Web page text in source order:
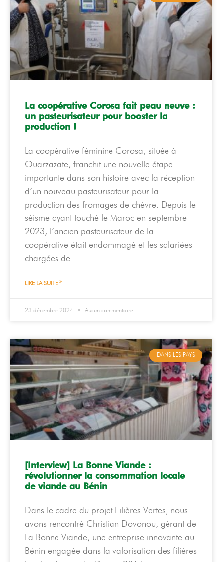
La coopérative Corosa fait peau neuve :
un pasteurisateur pour booster la
production !
La coopérative féminine Corosa, située à
Ouarzazate, franchit une nouvelle étape
importante dans son histoire avec la réception
d’un nouveau pasteurisateur pour la
production des fromages de chèvre. Depuis le
séisme ayant touché le Maroc en septembre
2023, l’ancien pasteurisateur de la
coopérative était endommagé et les salariées
chargées de
LIRE LA SUITE »
23 décembre 2024 Aucun commentaire
DANS LES PAYS
[Interview] La Bonne Viande :
révolutionner la consommation locale
de viande au Bénin
Dans le cadre du projet Filières Vertes, nous
avons rencontré Christian Dovonou, gérant de
La Bonne Viande, une entreprise innovante au
Bénin engagée dans la valorisation des filières